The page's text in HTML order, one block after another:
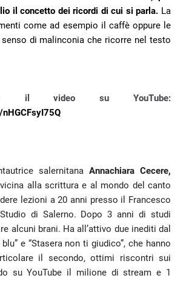
il concetto dei ricordi di cui si parla. La
come ad esempio il caffè oppure le
di malinconia che ricorre nel testo
il video su YouTube:
salernitana Annachiara Cecere,
alla scrittura e al mondo del canto
lezioni a 20 anni presso il Francesco
di Salerno. Dopo 3 anni di studi
alcuni brani. Ha all’attivo due inediti dal
e “Stasera non ti giudico”, che hanno
il secondo, ottimi riscontri sui
su YouTube il milione di stream e 1